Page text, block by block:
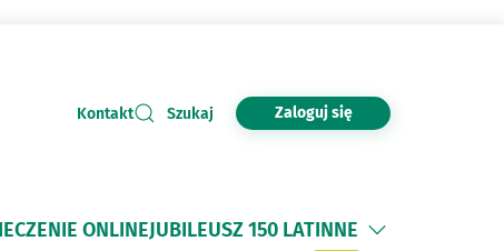
Kontakt Szukaj Zaloguj się
ONLINEJUBILEUSZ 150 LATINNE